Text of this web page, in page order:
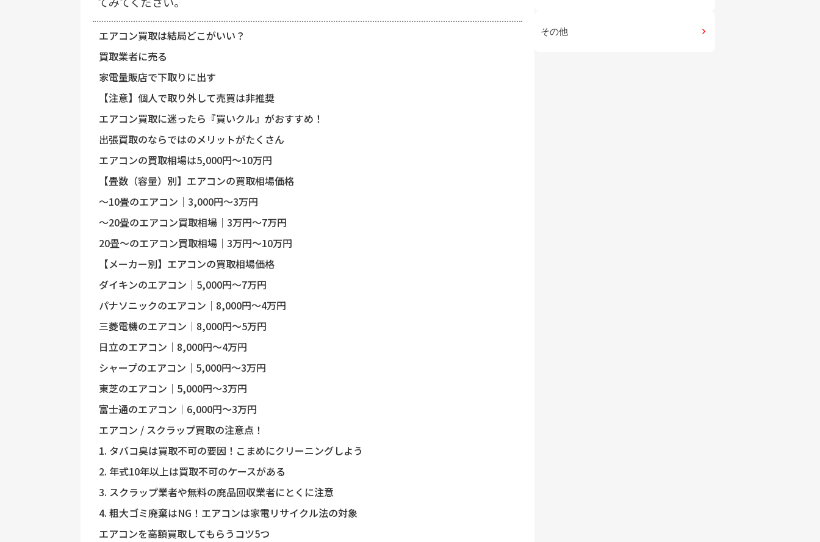
エアコン買取は結局どこがいい？
買取業者に売る
家電量販店で下取りに出す
【注意】個人で取り外して売買は非推奨
エアコン買取に迷ったら『買いクル』がおすすめ！
出張買取のならではのメリットがたくさん
エアコンの買取相場は5,000円〜10万円
【畳数（容量）別】エアコンの買取相場価格
〜10畳のエアコン｜3,000円〜3万円
〜20畳のエアコン買取相場｜3万円〜7万円
20畳〜のエアコン買取相場｜3万円〜10万円
【メーカー別】エアコンの買取相場価格
ダイキンのエアコン｜5,000円〜7万円
パナソニックのエアコン｜8,000円〜4万円
三菱電機のエアコン｜8,000円〜5万円
日立のエアコン｜8,000円〜4万円
シャープのエアコン｜5,000円〜3万円
東芝のエアコン｜5,000円〜3万円
富士通のエアコン｜6,000円〜3万円
エアコン / スクラップ買取の注意点！
1. タバコ臭は買取不可の要因！こまめにクリーニングしよう
2. 年式10年以上は買取不可のケースがある
3. スクラップ業者や無料の廃品回収業者にとくに注意
4. 粗大ゴミ廃棄はNG！エアコンは家電リサイクル法の対象
エアコンを高額買取してもらうコツ5つ
その他 keyboard_arrow_right